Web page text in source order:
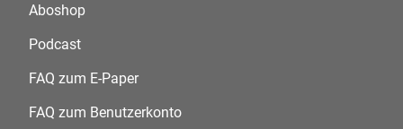
Aboshop
Podcast
FAQ zum E-Paper
FAQ zum Benutzerkonto